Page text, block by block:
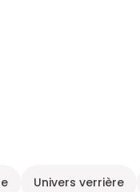
Univers verrière